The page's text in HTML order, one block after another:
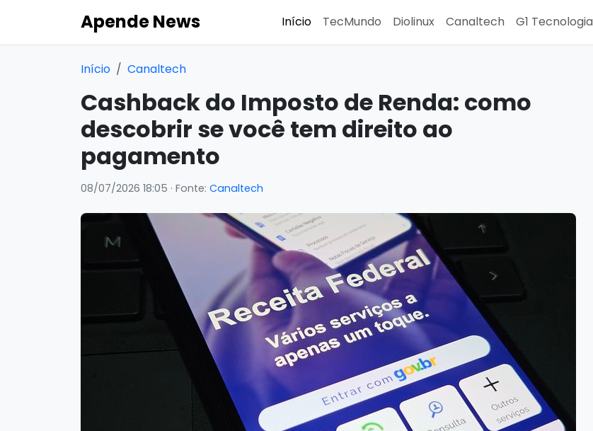
Apende News Início TecMundo Diolinux Canaltech G1 Tecnologia
Início Canaltech
Cashback do Imposto de Renda: como
descobrir se você tem direito ao
pagamento
08/07/2026 18:05 · Fonte: Canaltech